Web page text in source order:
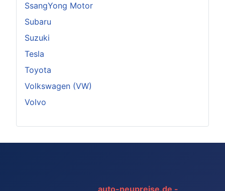
SsangYong Motor
Subaru
Suzuki
Tesla
Toyota
Volkswagen (VW)
Volvo